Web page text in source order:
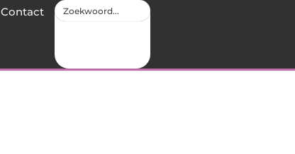
Contact